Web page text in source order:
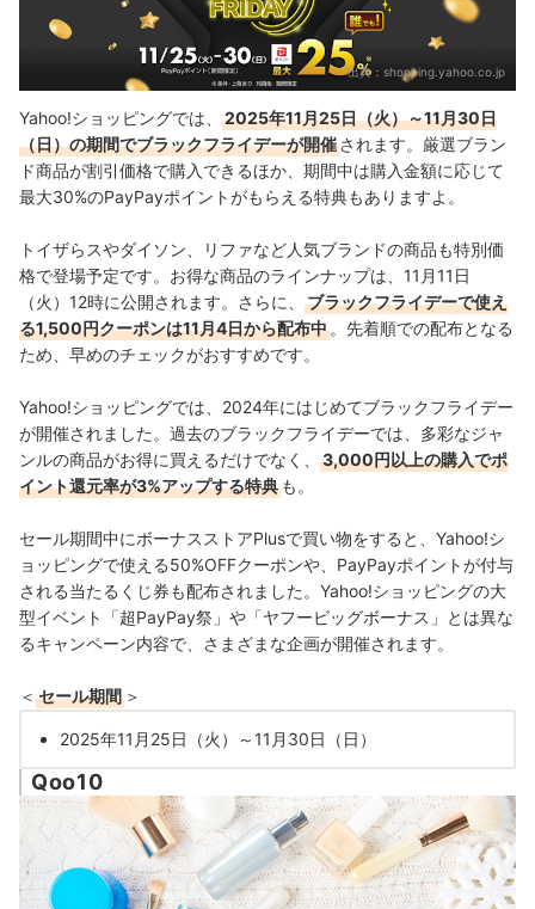
出典： shopping.yahoo.co.jp
Yahoo!ショッピングでは、
2025年11月25日（火）～11月30日
（日）の期間でブラックフライデーが開催されます。厳選ブラン
ド商品が割引価格で購入できるほか、期間中は購入金額に応じて
最大30%のPayPayポイントがもらえる特典もありますよ。
トイザらスやダイソン、リファなど人気ブランドの商品も特別価
格で登場予定です。お得な商品のラインナップは、11月11日
（火）12時に公開されます。さらに、
ブラックフライデーで使え
る1,500円クーポンは11月4日から配布中 。先着順での配布となる
ため、早めのチェックがおすすめです。
Yahoo!ショッピングでは、2024年にはじめてブラックフライデー
が開催されました。過去のブラックフライデーでは、多彩なジャ
ンルの商品がお得に買えるだけでなく、
3,000円以上の購入でポ
イント還元率が3%アップする特典 も。
セール期間中にボーナスストアPlusで買い物をすると、Yahoo!シ
ョッピングで使える50%OFFクーポンや、PayPayポイントが付与
される当たるくじ券も配布されました。Yahoo!ショッピングの大
型イベント「超PayPay祭」や「ヤフービッグボーナス」とは異な
るキャンペーン内容で、さまざまな企画が開催されます。
＜ セール期間 ＞
2025年11月25日（火）～11月30日（日）
Qoo10